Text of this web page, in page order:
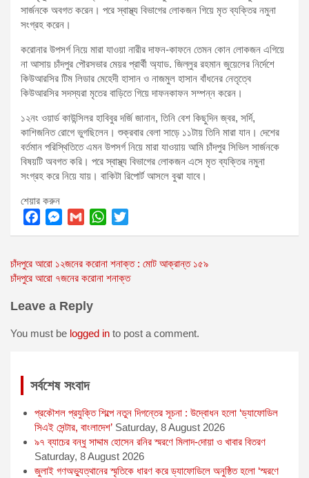
সার্জনকে অবগত করেন। পরে স্বাস্থ্য বিভাগের লোকজন গিয়ে মৃত ব্যক্তির নমুনা
সংগ্রহ করেন।
করোনার উপসর্গ নিয়ে মারা যাওয়া নারীর দাফন-কাফনে তেমন কোন লোকজন এগিয়ে
না আসায় চাঁদপুর পৌরসভার মেয়র প্রার্থী অ্যাড. জিল্লুর রহমান জুয়েলের নির্দেশে
কিউআরসির টিম লিডার মেহেদী হাসান ও নাজমুল হাসান বাঁধনের নেতৃত্বে
কিউআরসির সদস্যরা মৃতের বাড়িতে গিয়ে দাফনকাফন সম্পন্ন করেন।
১২নং ওয়ার্ড কাউন্সিলর হাবিবুর দর্জি জানান, তিনি বেশ কিছুদিন জ্বর, সর্দি,
কাশিজনিত রোগে ভুগছিলেন। শুক্রবার বেলা সাড়ে ১১টায় তিনি মারা যান। দেশের
বর্তমান পরিস্থিতিতে এমন উপসর্গ নিয়ে মারা যাওয়ায় আমি চাঁদপুর সিভিল সার্জনকে
বিষয়টি অবগত করি। পরে স্বাস্থ্য বিভাগের লোকজন এসে মৃত ব্যক্তির নমুনা
সংগ্রহ করে নিয়ে যায়। বাকিটা রিপোর্ট আসলে বুঝা যাবে।
শেয়ার করুন
F
c
e
o
M
s
s
g
G
a
i
W
a
t
A
p
T
i
t
r
Post
navigation
চাঁদপুরে আরো ১২জনের করোনা শনাক্ত : মোট আক্রান্ত ১৫৯
চাঁদপুরে আরো ৭জনের করোনা শনাক্ত
Leave a Reply
You must be logged in to post a comment.
সর্বশেষ সংবাদ
প্রকৌশল প্রযুক্তি শিল্পে নতুন দিগন্তের সূচনা : উদ্বোধন হলো ‘ড্যাফোডিল
সিএই সেন্টার, বাংলাদেশ’ Saturday, 8 August 2026
৯৭ ব্যাচের বন্ধু সাদ্দাম হোসেন রনির স্মরণে মিলাদ-দোয়া ও খাবার বিতরণ
Saturday, 8 August 2026
জুলাই গণঅভ্যুত্থানের স্মৃতিকে ধারণ করে ড্যাফোডিলে অনুষ্ঠিত হলো ‘স্মরণে